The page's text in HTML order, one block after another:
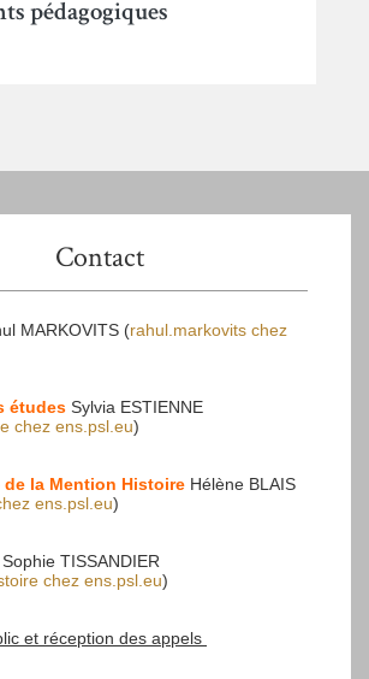
pédagogiques
Contact
MARKOVITS (rahul.markovits chez
études Sylvia ESTIENNE
chez ens.psl.eu)
de la Mention Histoire Hélène BLAIS
ens.psl.eu)
Sophie TISSANDIER
chez ens.psl.eu)
et réception des appels